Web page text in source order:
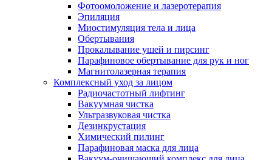
Фотоомоложение и лазеротерапия
Эпиляция
Миостимуляция тела и лица
Обертывания
Прокалывание ушей и пирсинг
Парафиновое обертывание для рук и ног
Магнитолазерная терапия
Комплексный уход за лицом
Радиочастотный лифтинг
Вакуумная чистка
Ультразвуковая чистка
Дезинкрустация
Химический пилинг
Парафиновая маска для лица